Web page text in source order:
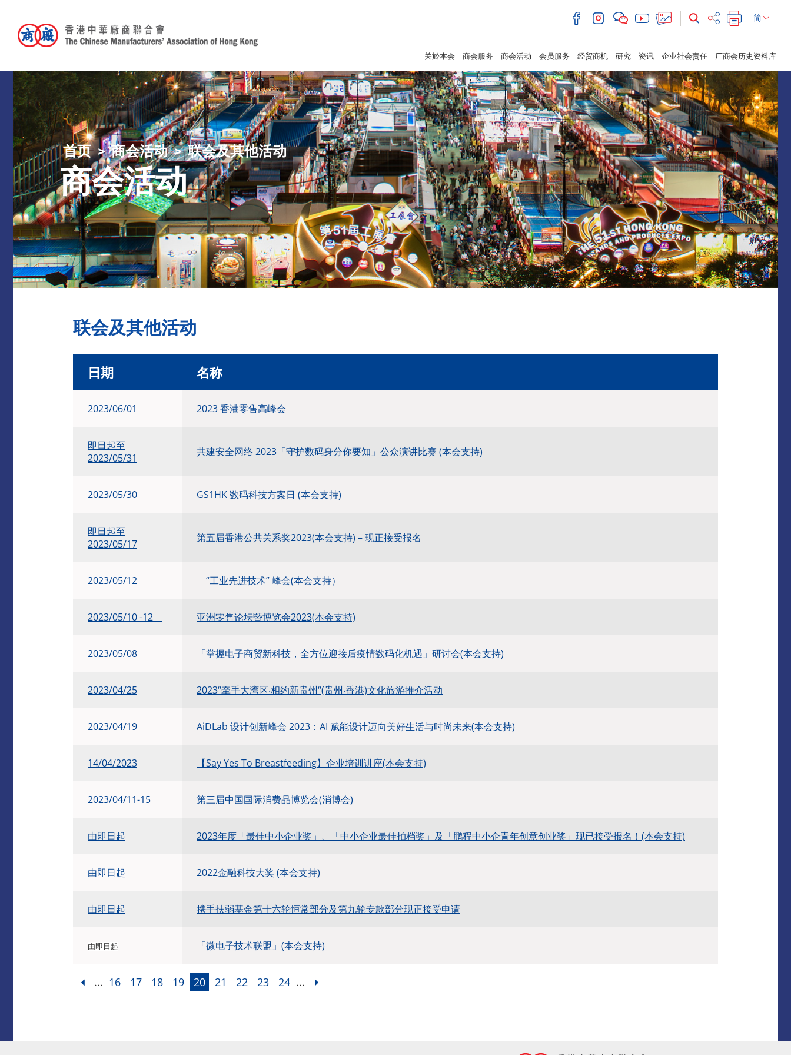
简
关於本会 商会服务 商会活动 会员服务 经贸商机 研究 资讯 企业社会责任 厂商会历史资料库
首页 商会活动 联会及其他活动
商会活动
联会及其他活动
日期 名称
2023/06/01 2023 香港零售高峰会
即日起至
2023/05/31
共建安全网络 2023「守护数码身分你要知」公众演讲比赛 (本会支持)
2023/05/30 GS1HK 数码科技方案日 (本会支持)
即日起至
2023/05/17
第五届香港公共关系奖2023(本会支持) – 现正接受报名
2023/05/12 “工业先进技术” 峰会(本会支持）
2023/05/10 -12 亚洲零售论坛暨博览会2023(本会支持)
2023/05/08 「掌握电子商贸新科技，全方位迎接后疫情数码化机遇」研讨会(本会支持)
2023/04/25 2023“牵手大湾区‧相约新贵州“(贵州‧香港)文化旅游推介活动
2023/04/19 AiDLab 设计创新峰会 2023：AI 赋能设计迈向美好生活与时尚未来(本会支持)
14/04/2023 【Say Yes To Breastfeeding】企业培训讲座(本会支持)
2023/04/11-15 第三届中国国际消费品博览会(消博会)
由即日起 2023年度「最佳中小企业奖」、「中小企业最佳拍档奖」及「鹏程中小企青年创意创业奖」现已接受报名！(本会支持)
由即日起 2022金融科技大奖 (本会支持)
由即日起 携手扶弱基金第十六轮恒常部分及第九轮专款部分现正接受申请
由即日起 「微电子技术联盟」(本会支持)
... 16 17 18 19 20 21 22 23 24 ...